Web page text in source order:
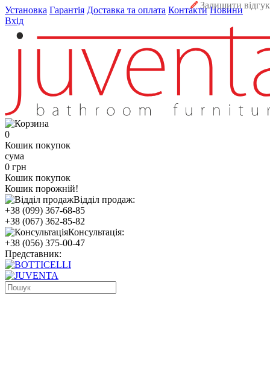
Установка Гарантія Доставка та оплата Контакти Новини
Вхід
0
Кошик покупок
сума
0 грн
Кошик покупок
Кошик порожній!
Відділ продаж:
+38 (099) 367-68-85
+38 (067) 362-85-82
Консультація:
+38 (056) 375-00-47
Представник:
Залишити відгук